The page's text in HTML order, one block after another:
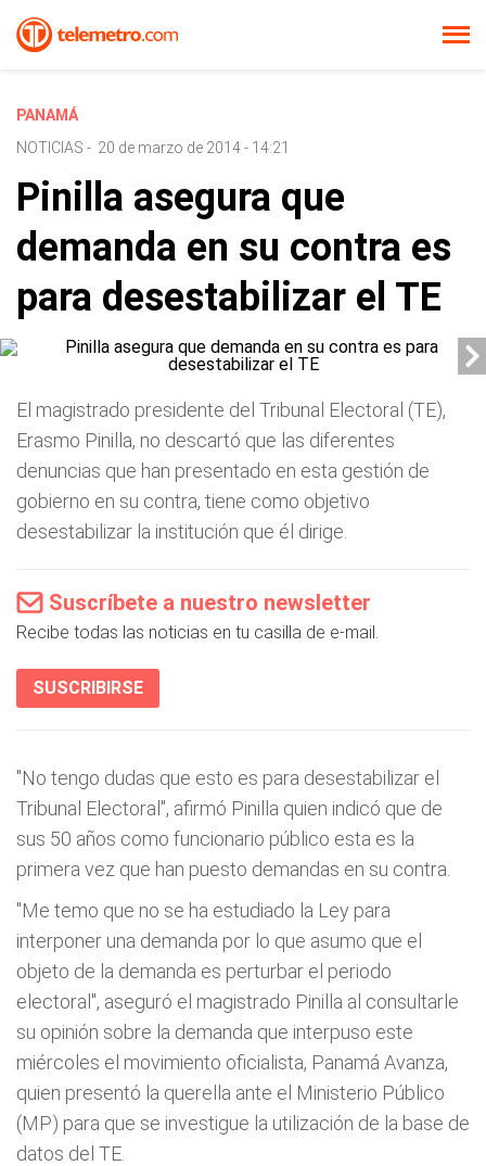
PANAMÁ
NOTICIAS - 20 de marzo de 2014 - 14:21
Pinilla asegura que
demanda en su contra es
para desestabilizar el TE
El magistrado presidente del Tribunal Electoral (TE),
Erasmo Pinilla, no descartó que las diferentes
denuncias que han presentado en esta gestión de
gobierno en su contra, tiene como objetivo
desestabilizar la institución que él dirige.
Suscríbete a nuestro newsletter
Recibe todas las noticias en tu casilla de e-mail.
SUSCRIBIRSE
"No tengo dudas que esto es para desestabilizar el
Tribunal Electoral", afirmó Pinilla quien indicó que de
sus 50 años como funcionario público esta es la
primera vez que han puesto demandas en su contra.
"Me temo que no se ha estudiado la Ley para
interponer una demanda por lo que asumo que el
objeto de la demanda es perturbar el periodo
electoral", aseguró el magistrado Pinilla al consultarle
su opinión sobre la demanda que interpuso este
miércoles el movimiento oficialista, Panamá Avanza,
quien presentó la querella ante el Ministerio Público
(MP) para que se investigue la utilización de la base de
datos del TE.